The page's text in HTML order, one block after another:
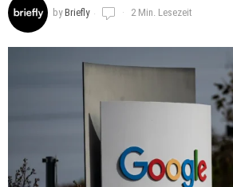
byBriefly 2 Min. Lesezeit